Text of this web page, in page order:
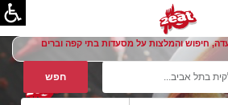
חיפוש והמלצות על מסעדות בתי קפה וברים